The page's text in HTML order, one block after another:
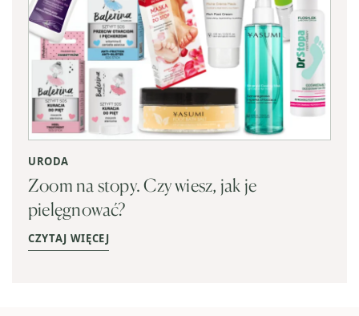
URODA
Zoom na stopy. Czy wiesz, jak je
pielęgnować?
CZYTAJ WIĘCEJ